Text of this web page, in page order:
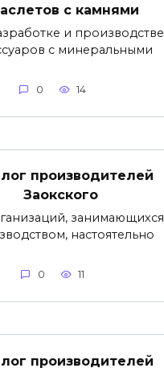
с камнями
и производстве
с минеральными
0 14
производителей
Заокского
занимающихся
настоятельно
0 11
производителей